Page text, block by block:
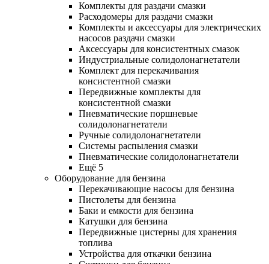
Комплекты для раздачи смазки
Расходомеры для раздачи смазки
Комплекты и аксессуары для электрических
насосов раздачи смазки
Аксессуары для консистентных смазок
Индустриальные солидолонагнетатели
Комплект для перекачивания
консистентной смазки
Передвижные комплекты для
консистентной смазки
Пневматические поршневые
солидолонагнетатели
Ручные солидолонагнетатели
Системы распыления смазки
Пневматические солидолонагнетатели
Ещё 5
Оборудование для бензина
Перекачивающие насосы для бензина
Пистолеты для бензина
Баки и емкости для бензина
Катушки для бензина
Передвижные цистерны для хранения
топлива
Устройства для откачки бензина